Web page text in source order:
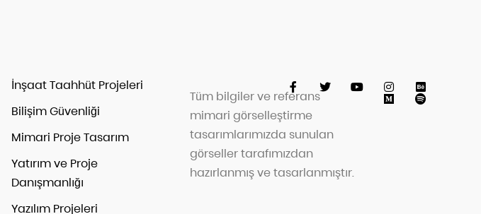
İnşaat Taahhüt Projeleri
Bilişim Güvenliği
Mimari Proje Tasarım
Yatırım ve Proje
Danışmanlığı
Yazılım Projeleri
Tüm bilgiler ve referans
mimari görselleştirme
tasarımlarımızda sunulan
görseller tarafımızdan
hazırlanmış ve tasarlanmıştır.